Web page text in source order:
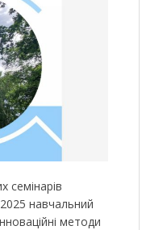
семінарів
навчальний
методи